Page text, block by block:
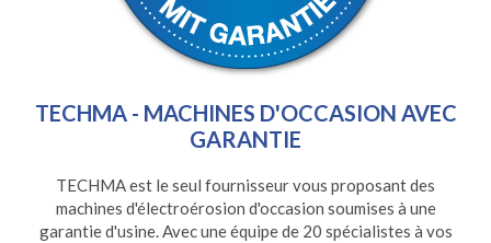
TECHMA - MACHINES D'OCCASION AVEC
GARANTIE
TECHMA est le seul fournisseur vous proposant des
machines d'électroérosion d'occasion soumises à une
garantie d'usine. Avec une équipe de 20 spécialistes à vos